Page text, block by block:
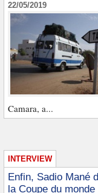
22/05/2019
Camara, a...
INTERVIEW
Enfin, Sadio Mané
la Coupe du monde